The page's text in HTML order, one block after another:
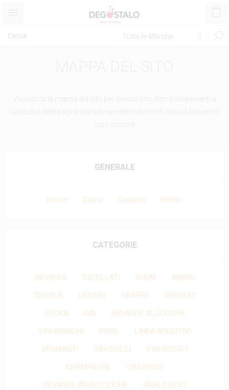
GENERALE
Home Cerca Contatti Profilo
CATEGORIE
BEVANDE DISTILLATI RHUM
AMARI
TEQUILA
LIQUORI GRAPPE
WHISKEY
VODKA
GIN
BEVANDE ALCOLICHE
VINI BIANCHI
BIRRE
LINEA APERITIVI
SPUMANTI
VINI DOLCI
VINI ROSATI
CHAMPAGNE
VINI ROSSI
BEVANDE ANALCOLICHE
ANALCOLICI